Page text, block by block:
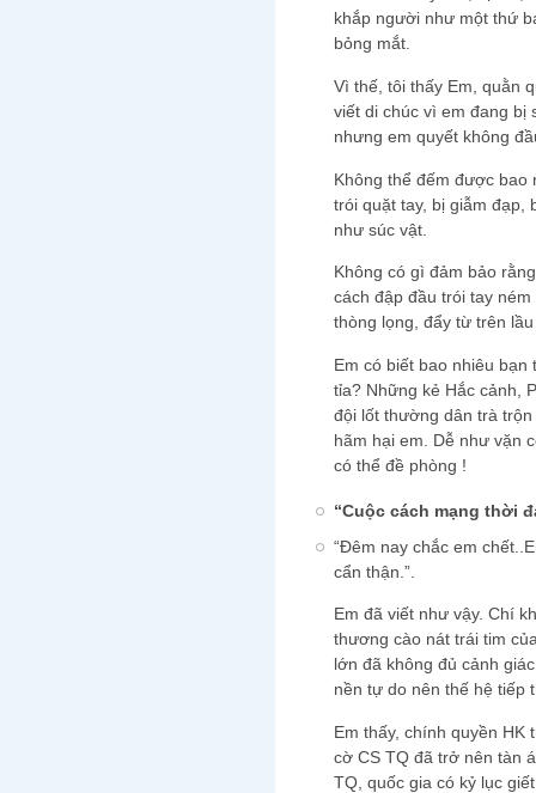
khắp người như một thứ
bỏng mắt.
Vì thế, tôi thấy Em, quằn
viết di chúc vì em đang bị
nhưng em quyết không
Không thể đếm được bao
trói quặt tay, bị giẫm
như súc vật.
Không có gì đảm bảo
cách đập đầu trói tay
thòng lọng, đẩy từ trên
Em có biết bao nhiêu
tỉa? Những kẻ Hắc cảnh,
đội lốt thường dân trà
hãm hại em. Dễ như vặn
có thể đề phòng !
“Cuộc cách mạng thời
“Đêm nay chắc em
cẩn thận.”.
Em đã viết như vậy. Chí
thương cào nát trái tim
lớn đã không đủ cảnh
nền tự do nên thế hệ tiếp
Em thấy, chính quyền
cờ CS TQ đã trở nên tàn
TQ, quốc gia có kỷ lục